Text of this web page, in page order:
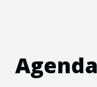
Agenda